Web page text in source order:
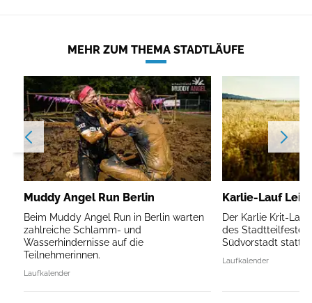
MEHR ZUM THEMA STADTLÄUFE
Muddy Angel Run Berlin
Beim Muddy Angel Run in Berlin warten
zahlreiche Schlamm- und
Wasserhindernisse auf die
Teilnehmerinnen.
Laufkalender
Karlie-Lauf
Der Karlie Krit-
des Stadtteilfestes
Südvorstadt statt.
Laufkalender